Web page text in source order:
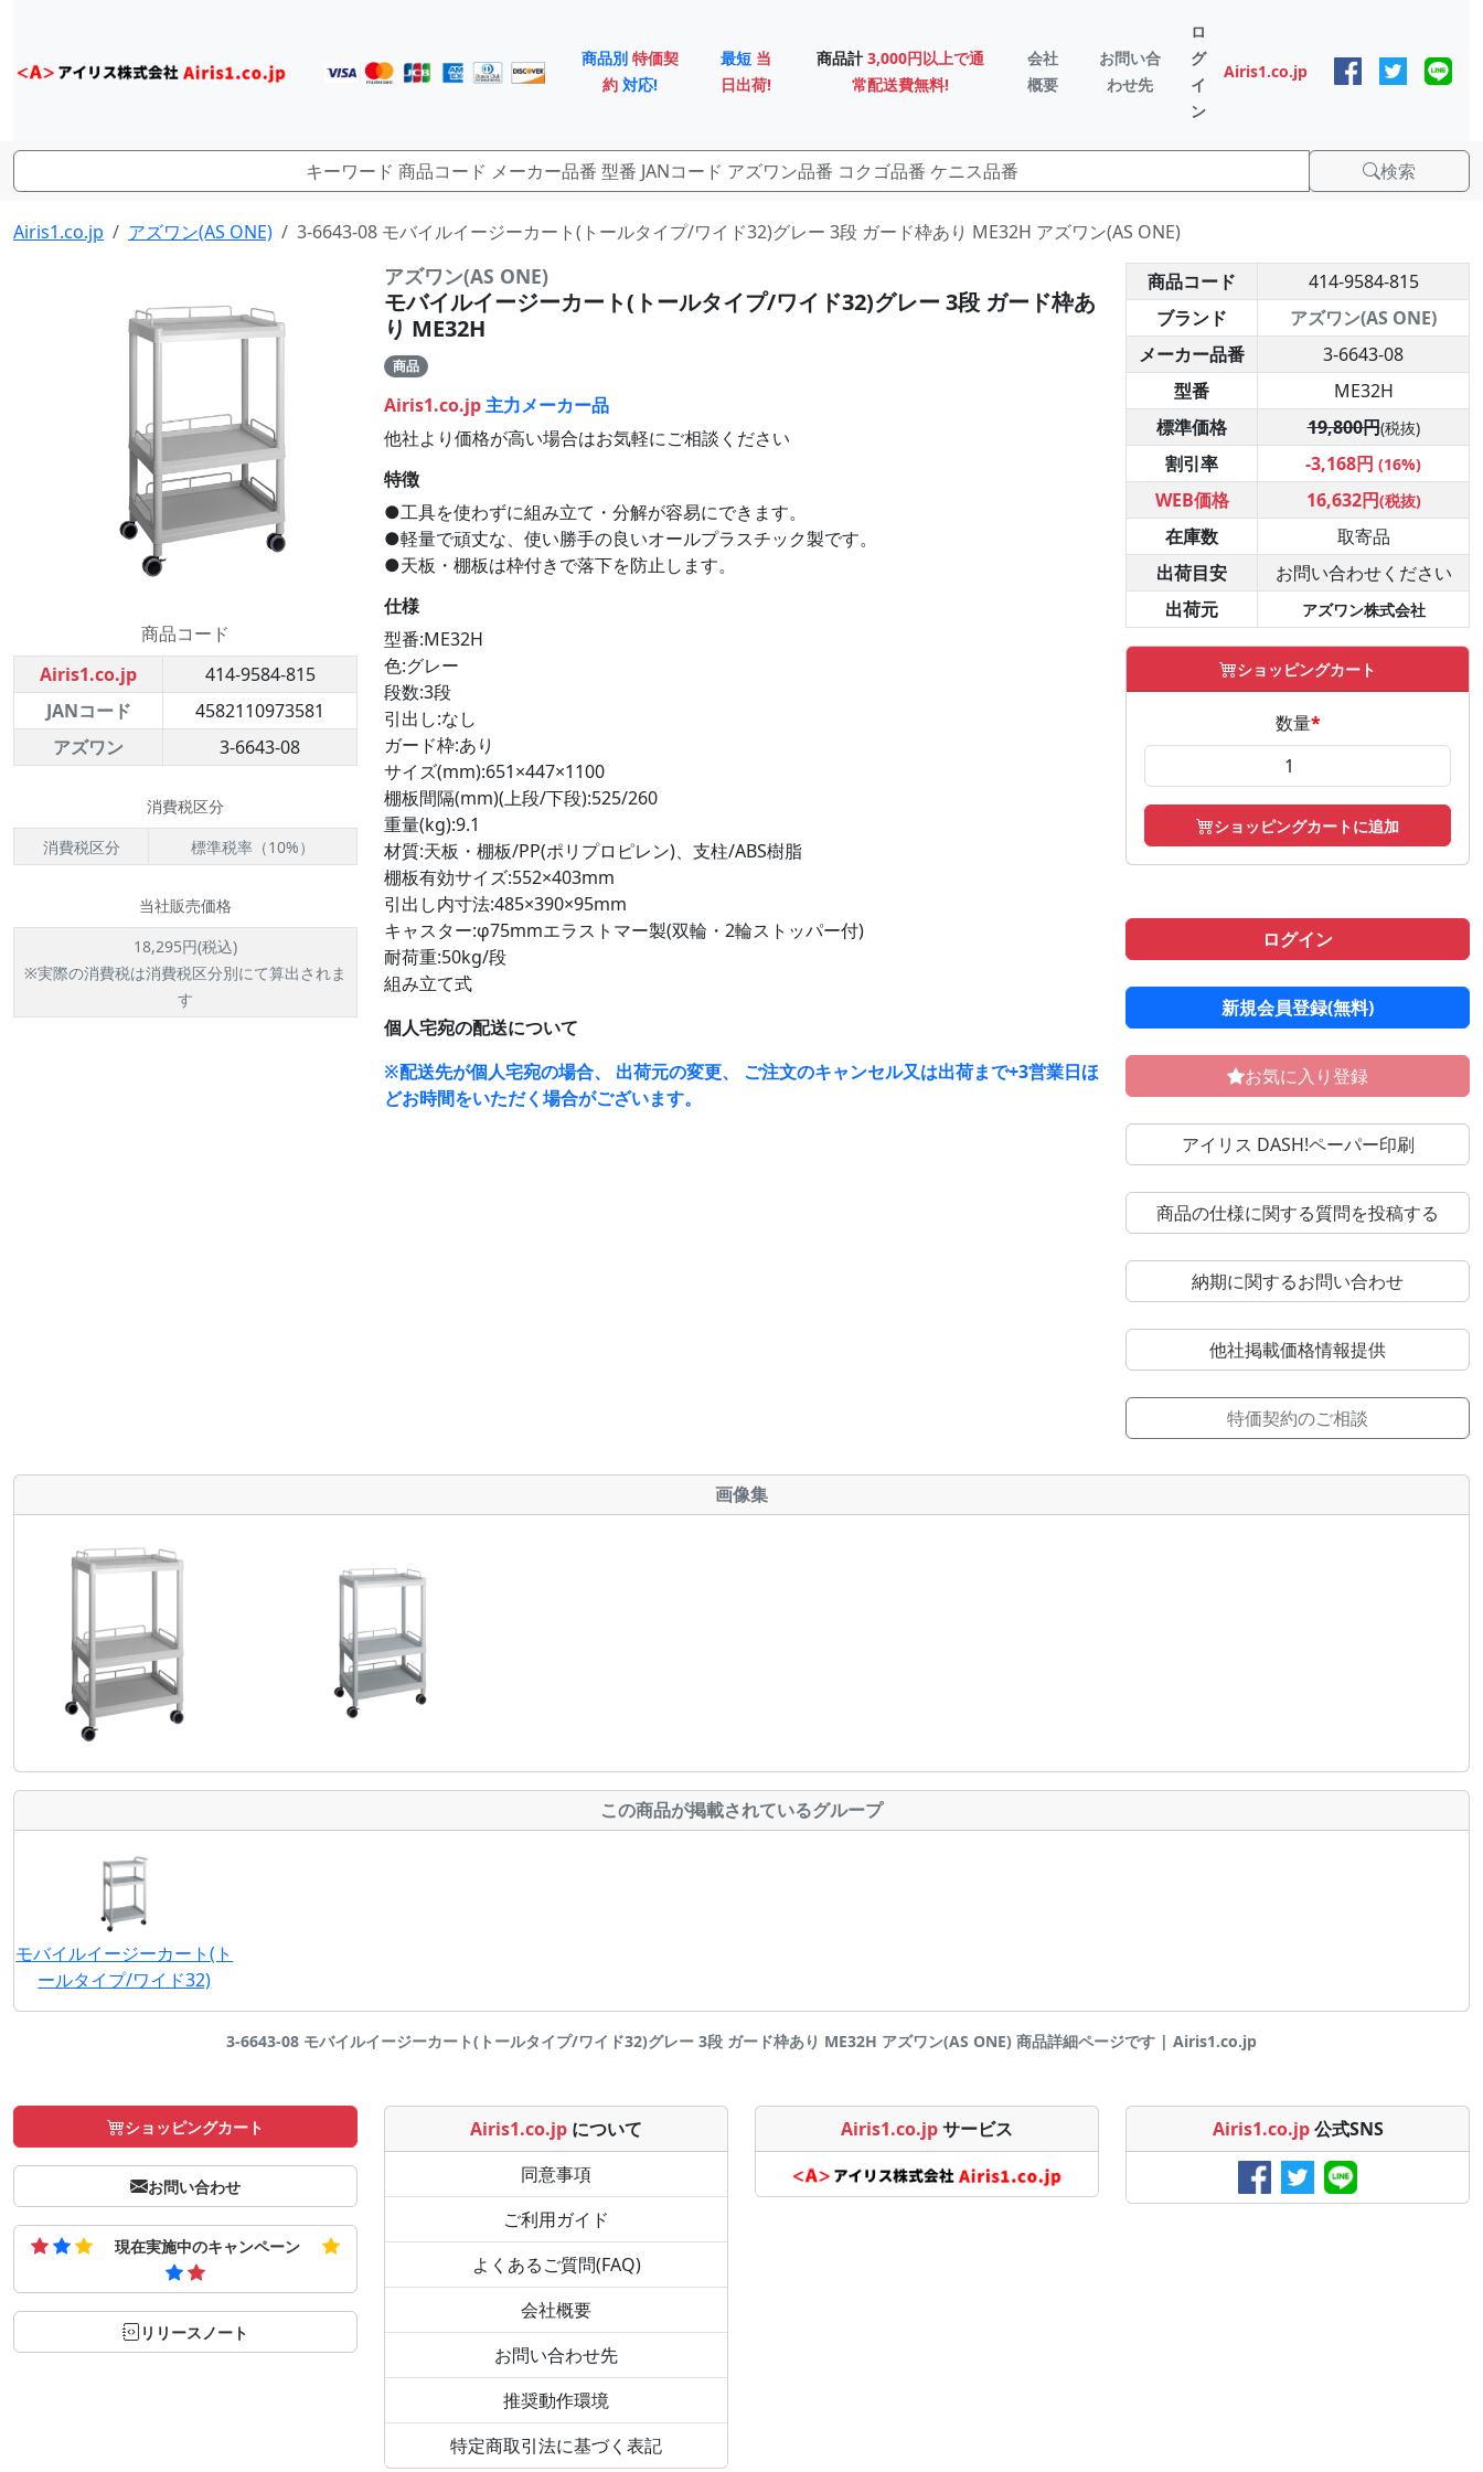
商品別 特価契
約 対応!
最短 当
日出荷!
商品計 3,000円以上で通
常配送費無料!
会社
概要
お問い合
わせ先
ロ
グ
イ
ン
Airis1.co.jp
検索
Airis1.co.jp アズワン(AS ONE) 3-6643-08 モバイルイージーカート(トールタイプ/ワイド32)グレー 3段 ガード枠あり ME32H アズワン(AS ONE)
商品コード
Airis1.co.jp
414-9584-815
JANコード
4582110973581
アズワン
3-6643-08
消費税区分
消費税区分
標準税率（10%）
当社販売価格
18,295円(税込)
※実際の消費税は消費税区分別にて算出されま
す
アズワン(AS ONE)
モバイルイージーカート(トールタイプ/ワイド32)グレー 3段 ガード枠あ
り ME32H
商品
Airis1.co.jp主力メーカー品
他社より価格が高い場合はお気軽にご相談ください
特徴
●工具を使わずに組み立て・分解が容易にできます。
●軽量で頑丈な、使い勝手の良いオールプラスチック製です。
●天板・棚板は枠付きで落下を防止します。
仕様
型番:ME32H
色:グレー
段数:3段
引出し:なし
ガード枠:あり
サイズ(mm):651×447×1100
棚板間隔(mm)(上段/下段):525/260
重量(kg):9.1
材質:天板・棚板/PP(ポリプロピレン)、支柱/ABS樹脂
棚板有効サイズ:552×403mm
引出し内寸法:485×390×95mm
キャスター:φ75mmエラストマー製(双輪・2輪ストッパー付)
耐荷重:50kg/段
組み立て式
個人宅宛の配送について
※配送先が個人宅宛の場合、 出荷元の変更、 ご注文のキャンセル又は出荷まで+3営業日ほ
どお時間をいただく場合がございます。
商品コード
414-9584-815
ブランド
アズワン(AS ONE)
メーカー品番
3-6643-08
型番
ME32H
標準価格
19,800円(税抜)
割引率 -3,168円 (16%)
WEB価格 16,632円(税抜)
在庫数
取寄品
出荷目安
お問い合わせください
出荷元
アズワン株式会社
ショッピングカート
数量*
ショッピングカートに追加
ログイン
新規会員登録(無料)
お気に入り登録
アイリス DASH!ペーパー印刷
商品の仕様に関する質問を投稿する
納期に関するお問い合わせ
他社掲載価格情報提供
特価契約のご相談
画像集
この商品が掲載されているグループ
モバイルイージーカート(ト
ールタイプ/ワイド32)
3-6643-08 モバイルイージーカート(トールタイプ/ワイド32)グレー 3段 ガード枠あり ME32H アズワン(AS ONE) 商品詳細ページです | Airis1.co.jp
ショッピングカート
お問い合わせ
現在実施中のキャンペーン
リリースノート
Airis1.co.jp について
同意事項
ご利用ガイド
よくあるご質問(FAQ)
会社概要
お問い合わせ先
推奨動作環境
特定商取引法に基づく表記
Airis1.co.jpサービス Airis1.co.jp 公式SNS